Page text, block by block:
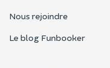
Nous rejoindre
Le blog Funbooker